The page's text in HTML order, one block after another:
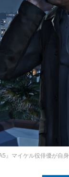
』マイケル役俳優が自